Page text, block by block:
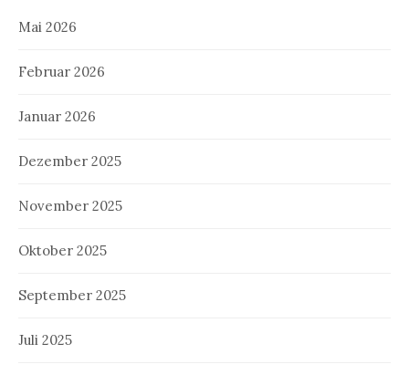
Mai 2026
Februar 2026
Januar 2026
Dezember 2025
November 2025
Oktober 2025
September 2025
Juli 2025